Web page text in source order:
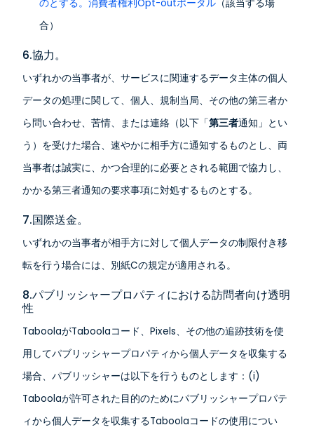
のとする。消費者権利Opt-outポータル （該当する場
合）
6.協力。
いずれかの当事者が、サービスに関連するデータ主体の個人
データの処理に関して、個人、規制当局、その他の第三者か
ら問い合わせ、苦情、または連絡（以下「第三者通知」とい
う）を受けた場合、速やかに相手方に通知するものとし、両
当事者は誠実に、かつ合理的に必要とされる範囲で協力し、
かかる第三者通知の要求事項に対処するものとする。
7.国際送金。
いずれかの当事者が相手方に対して個人データの制限付き移
転を行う場合には、別紙Cの規定が適用される。
8.パブリッシャープロパティにおける訪問者向け透明
性
TaboolaがTaboolaコード、Pixels、その他の追跡技術を使
用してパブリッシャープロパティから個人データを収集する
場合、パブリッシャーは以下を行うものとします：(i)
Taboolaが許可された目的のためにパブリッシャープロパテ
ィから個人データを収集するTaboolaコードの使用につい